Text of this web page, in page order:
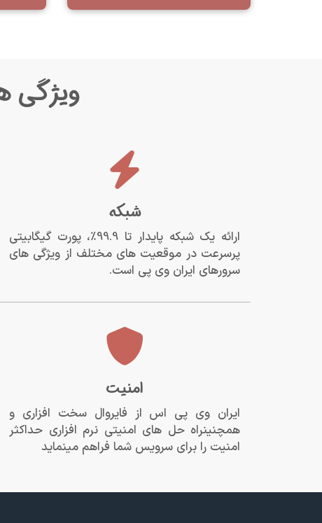
ویژگی
شبکه
ارائه یک شبکه پایدار تا 99.9%، پورت گیگابیتی
پرسرعت در موقعیت های مختلف از ویژگی های
سرورهای ایران وی پی است.
امنیت
ایران وی پی اس از فایروال سخت افزاری و
همچنینراه حل های امنیتی نرم افزاری حداکثر
امنیت را برای سرویس شما فراهم مینماید